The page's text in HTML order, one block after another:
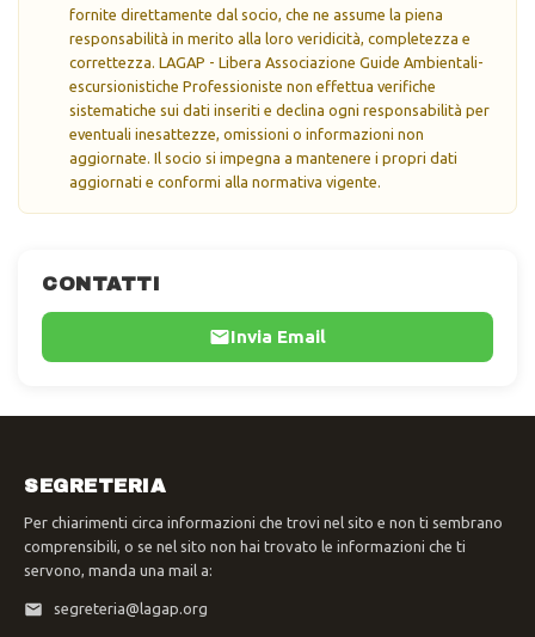
CONTATTI
Invia Email
fornite direttamente dal socio, che ne assume la piena
responsabilità in merito alla loro veridicità, completezza e
correttezza. LAGAP - Libera Associazione Guide Ambientali-
escursionistiche Professioniste non effettua verifiche
sistematiche sui dati inseriti e declina ogni responsabilità per
eventuali inesattezze, omissioni o informazioni non
aggiornate. Il socio si impegna a mantenere i propri dati
aggiornati e conformi alla normativa vigente.
SEGRETERIA
Per chiarimenti circa informazioni che trovi nel sito e non ti sembrano
comprensibili, o se nel sito non hai trovato le informazioni che ti
servono, manda una mail a:
segreteria@lagap.org